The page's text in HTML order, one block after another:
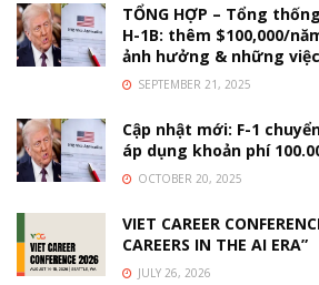
TỔNG HỢP – Tổng
H-1B: thêm $100,000/
ảnh hưởng & những
SEPTEMBER 21, 2025
Cập nhật mới: F-1
áp dụng khoản phí
OCTOBER 20, 2025
VIET CAREER
CAREERS IN THE AI ERA”
JULY 26, 2026